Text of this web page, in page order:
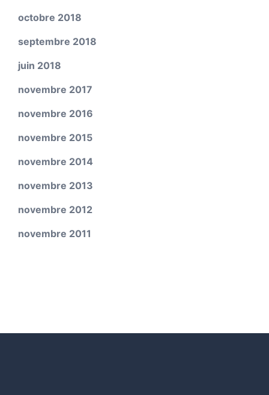
octobre 2018
septembre 2018
juin 2018
novembre 2017
novembre 2016
novembre 2015
novembre 2014
novembre 2013
novembre 2012
novembre 2011